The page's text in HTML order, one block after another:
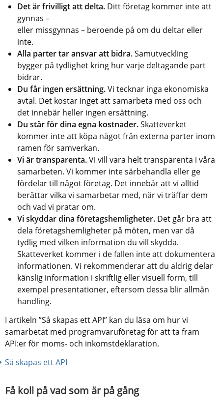
Det är frivilligt att delta. Ditt företag kommer inte att
gynnas –
eller missgynnas – beroende på om du deltar eller
inte.
Alla parter tar ansvar att bidra. Samutveckling
bygger på tydlighet kring hur varje deltagande part
bidrar.
Du får ingen ersättning. Vi tecknar inga ekonomiska
avtal. Det kostar inget att samarbeta med oss och
det innebär heller ingen ersättning.
Du står för dina egna kostnader. Skatteverket
kommer inte att köpa något från externa parter inom
ramen för samverkan.
Vi är transparenta. Vi vill vara helt transparenta i våra
samarbeten. Vi kommer inte särbehandla eller ge
fördelar till något företag. Det innebär att vi alltid
berättar vilka vi samarbetar med, när vi träffar dem
och vad vi pratar om.
Vi skyddar dina företagshemligheter. Det går bra att
dela företagshemligheter på möten, men var då
tydlig med vilken information du vill skydda.
Skatteverket kommer i de fallen inte att dokumentera
informationen. Vi rekommenderar att du aldrig delar
känslig information i skriftlig eller visuell form, till
exempel presentationer, eftersom dessa blir allmän
handling.
I artikeln ”Så skapas ett API” kan du läsa om hur vi
samarbetat med programvaruföretag för att ta fram
API:er för moms- och inkomstdeklaration.
Så skapas ett API
Få koll på vad som är på gång